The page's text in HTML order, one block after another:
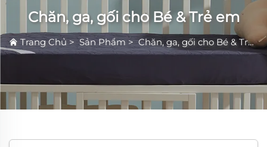
Chăn, ga, gối cho Bé & Trẻ em
Trang Chủ>Sản Phẩm >Chăn, ga, gối cho Bé & Trẻ em